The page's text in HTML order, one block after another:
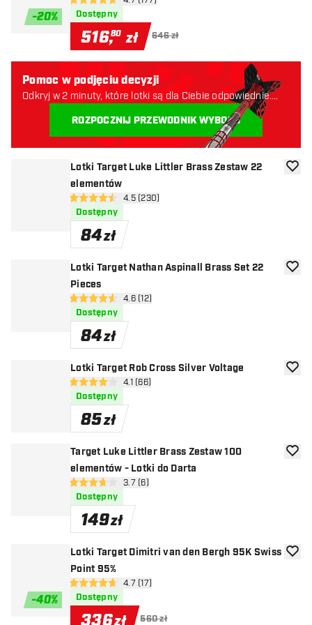
-20%
4.7 gwiazdki oceny
Dostępny
516,80 zł 646 zł
Lotki Target Luke Littler Brass Zestaw 22
elementów
otwórz panel recenzji
4.5 gwiazdki oceny
4.5 (230)
Dostępny
84zł
Lotki Target Nathan Aspinall Brass Set 22
Pieces
otwórz panel recenzji
4.6 gwiazdki oceny
4.6 (12)
Dostępny
84zł
Lotki Target Rob Cross Silver Voltage
otwórz panel recenzji
4.1 gwiazdki oceny
4.1 (66)
Dostępny
85zł
Target Luke Littler Brass Zestaw 100
elementów - Lotki do Darta
otwórz panel recenzji
3.7 gwiazdki oceny
3.7 (6)
Dostępny
149zł
-40%
Lotki Target Dimitri van den Bergh 95K Swiss
Point 95%
otwórz panel recenzji
4.7 gwiazdki oceny
4.7 (17)
Dostępny
560 zł
Pomoc w podjęciu decyzji
Odkryj w 2 minuty, które lotki są dla Ciebie odpowiednie.
ROZPOCZNIJ PRZEWODNIK WYBORU